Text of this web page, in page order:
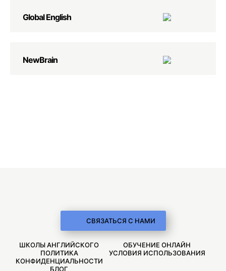
Global English
NewBrain
СВЯЗАТЬСЯ С НАМИ
ШКОЛЫ АНГЛИЙСКОГО
ОБУЧЕНИЕ ОНЛАЙН
ПОЛИТИКА
КОНФИДЕНЦИАЛЬНОСТИ
УСЛОВИЯ ИСПОЛЬЗОВАНИЯ
БЛОГ